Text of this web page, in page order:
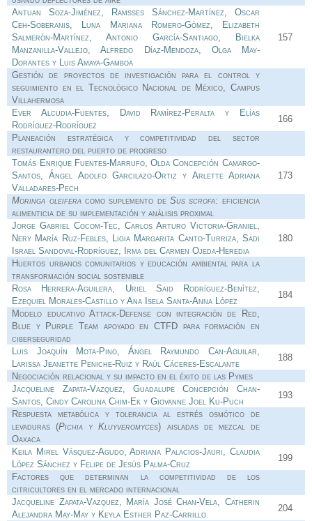
Antuan Soza-Jiménez, Ramsses Sánchez-Martínez, Oscar
Ceh-Soberanis, Luna Mariana Romero-Gómez, Elizabeth
Salmerón-Martínez, Antonio García-Santiago, Bielka
Manzanilla-Vallejo, Alfredo Díaz-Mendoza, Olga May-
Dorantes y Luis Amaya-Gamboa
157
Gestión de proyectos de investigación para el control y
seguimiento en el Tecnológico Nacional de México, Campus
Villahermosa
Ever Alcudia-Fuentes, David Ramírez-Peralta y Elías
Rodríguez-Rodríguez
166
Planeación estratégica y competitividad del sector
restaurantero del puerto de progreso
Tomás Enrique Fuentes-Marrufo, Olda Concepción Camargo-
Santos, Ángel Adolfo Garcilazo-Ortiz y Arlette Adriana
Valladares-Pech
173
Moringa oleiferacomo suplemento deSus scrofa: eficiencia
alimenticia de su implementación y análisis proximal
Jorge Gabriel Cocom-Tec, Carlos Arturo Victoria-Graniel,
Nery María Ruz-Febles, Ligia Margarita Canto-Turriza, Sadi
Israel Sandoval-Rodríguez, Irma del Carmen Ojeda-Heredia
180
Huertos urbanos comunitarios y educación ambiental para la
transformación social sostenible
Rosa Herrera-Aguilera, Uriel Said Rodríguez-Benítez,
Ezequiel Morales-Castillo y Ana Isela Santa-Anna López
184
Modelo educativo Attack-Defense con integración de Red,
Blue y Purple Team apoyado en CTFD para formación en
ciberseguridad
Luis Joaquín Mota-Pino, Ángel Raymundo Can-Aguilar,
Larissa Jeanette Peniche-Ruiz y Raúl Cáceres-Escalante
188
Negociación relacional y su impacto en el éxito de las Pymes
Jacqueline Zapata-Vazquez, Guadalupe Concepción Chan-
Santos, Cindy Carolina Chim-Ek y Giovanne Joel Ku-Puch
193
Respuesta metabólica y tolerancia al estrés osmótico de
levaduras (Pichia y Kluyveromyces) aisladas de mezcal de
Oaxaca
Keila Mirel Vásquez-Agudo, Adriana Palacios-Jauri, Claudia
López Sánchez y Felipe de Jesús Palma-Cruz
199
Factores que determinan la competitividad de los
citricultores en el mercado internacional
Jacqueline Zapata-Vazquez, María José Chan-Vela, Catherin
Alejandra May-May y Keyla Esther Paz-Carrillo
204